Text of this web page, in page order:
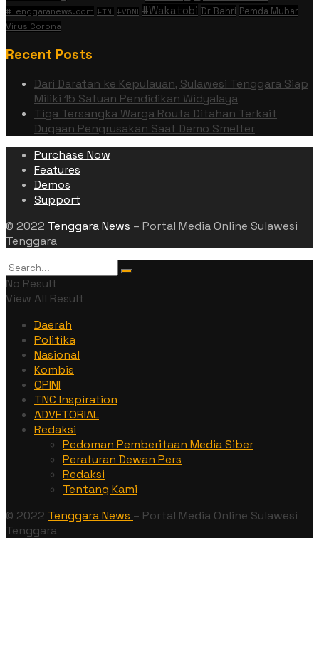
#Tenggaranews.com #TNI #VDNI #Wakatobi Dr Bahri Pemda Mubar
Virus Corona
Recent Posts
Dari Daratan ke Kepulauan, Sulawesi Tenggara Siap
Miliki 15 Satuan Pendidikan Widyalaya
Tiga Tersangka Warga Routa Ditahan Terkait
Dugaan Pengrusakan Saat Demo Smelter
Purchase Now
Features
Demos
Support
© 2022 Tenggara News – Portal Media Online Sulawesi
Tenggara
No Result
View All Result
Daerah
Politika
Nasional
Kombis
OPINI
TNC Inspiration
ADVETORIAL
Redaksi
Pedoman Pemberitaan Media Siber
Peraturan Dewan Pers
Redaksi
Tentang Kami
© 2022 Tenggara News – Portal Media Online Sulawesi
Tenggara